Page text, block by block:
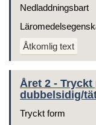
Nedladdningsbart
Åtkomlig text
Året 2 -
dubbelsidig/
Tryckt form